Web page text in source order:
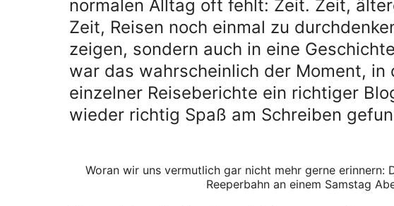
normalen Alltag oft fehlt: Zeit. Zeit,
Zeit, Reisen noch einmal zu
zeigen, sondern auch in eine
war das wahrscheinlich der Moment, in
einzelner Reiseberichte ein richtiger
wieder richtig Spaß am Schreiben
Woran wir uns vermutlich gar nicht mehr gerne
Reeperbahn an einem Samstag